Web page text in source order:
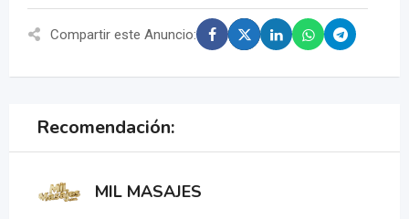
Compartir este Anuncio:
Recomendación:
MIL MASAJES